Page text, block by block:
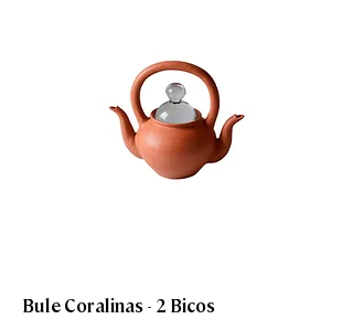
Bule Coralinas - 2 Bicos